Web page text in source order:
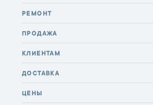
РЕМОНТ
ПРОДАЖА
КЛИЕНТАМ
ДОСТАВКА
ЦЕНЫ